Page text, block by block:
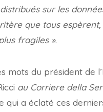
sur les
que tous espèrent,
fragiles ».
mots du président de
au Corriere della
qui a éclaté ces